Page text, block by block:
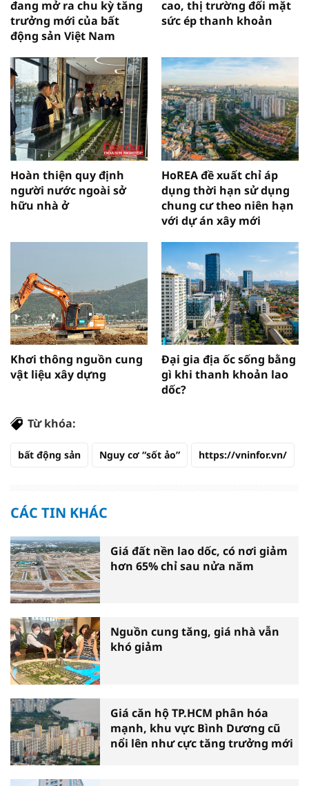
đang mở ra chu kỳ tăng
trưởng mới của bất
động sản Việt Nam
cao, thị trường đối mặt
sức ép thanh khoản
Hoàn thiện quy định
người nước ngoài sở
hữu nhà ở
HoREA đề xuất chỉ áp
dụng thời hạn sử dụng
chung cư theo niên hạn
với dự án xây mới
Khơi thông nguồn cung
vật liệu xây dựng
Đại gia địa ốc sống bằng
gì khi thanh khoản lao
dốc?
Từ khóa:
bất động sản Nguy cơ “sốt ảo” https://vninfor.vn/
CÁC TIN KHÁC
Giá đất nền lao dốc, có nơi giảm
hơn 65% chỉ sau nửa năm
Nguồn cung tăng, giá nhà vẫn
khó giảm
Giá căn hộ TP.HCM phân hóa
mạnh, khu vực Bình Dương cũ
nổi lên như cực tăng trưởng mới